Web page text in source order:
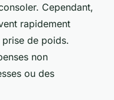
Cependant,
rapidement
prise de poids.
non
ou des